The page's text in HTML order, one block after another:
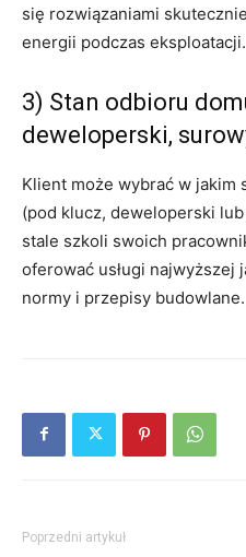
się rozwiązaniami
energii podczas eksploatacji.
3) Stan odbioru
deweloperski,
Klient może wybrać w jakim
(pod klucz, deweloperski
stale szkoli swoich
oferować usługi najwyższej
normy i przepisy budowlane.
Poprzedni artykuł